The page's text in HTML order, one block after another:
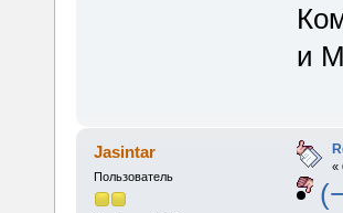
и
Jasintar
Пользователь
«